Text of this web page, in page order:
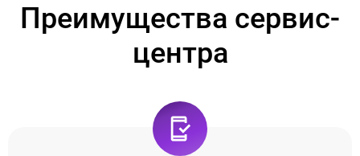
Преимущества сервис-
центра